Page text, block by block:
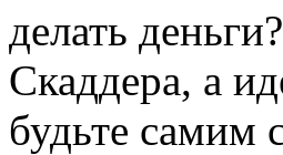
делать
Скаддера, а
будьте самим